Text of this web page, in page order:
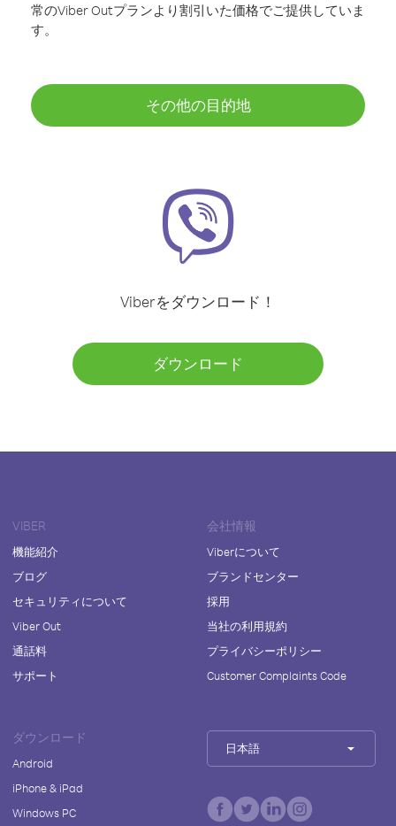
常のViber Outプランより割引いた価格でご提供していま
す。
その他の目的地
Viberをダウンロード！
ダウンロード
VIBER
機能紹介
ブログ
セキュリティについて
Viber Out
通話料
サポート
会社情報
Viberについて
ブランドセンター
採用
当社の利用規約
プライバシーポリシー
Customer Complaints Code
ダウンロード
Android
iPhone & iPad
Windows PC
日本語